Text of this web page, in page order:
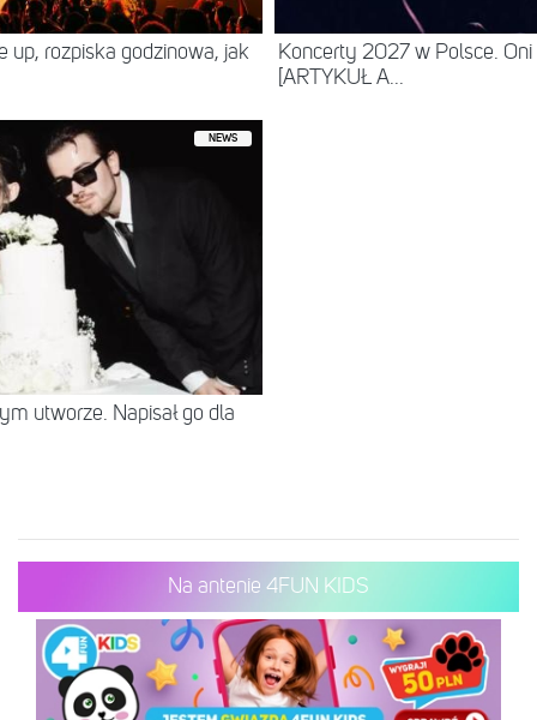
up, rozpiska godzinowa, jak
Koncerty 2027 w Polsce.
[ARTYKUŁ A...
NEWS
utworze. Napisał go dla
Na antenie 4FUN KIDS